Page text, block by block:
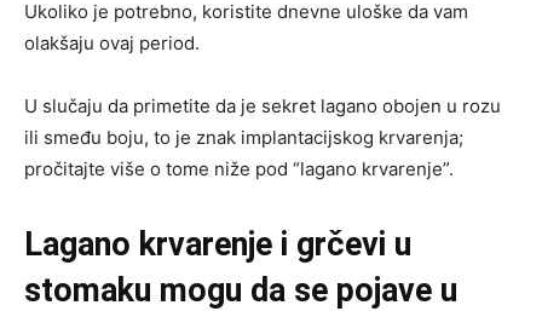
Ukoliko je potrebno, koristite dnevne uloške da vam
olakšaju ovaj period.
U slučaju da primetite da je sekret lagano obojen u rozu
ili smeđu boju, to je znak implantacijskog krvarenja;
pročitajte više o tome niže pod “lagano krvarenje”.
Lagano krvarenje i grčevi u
stomaku mogu da se pojave u